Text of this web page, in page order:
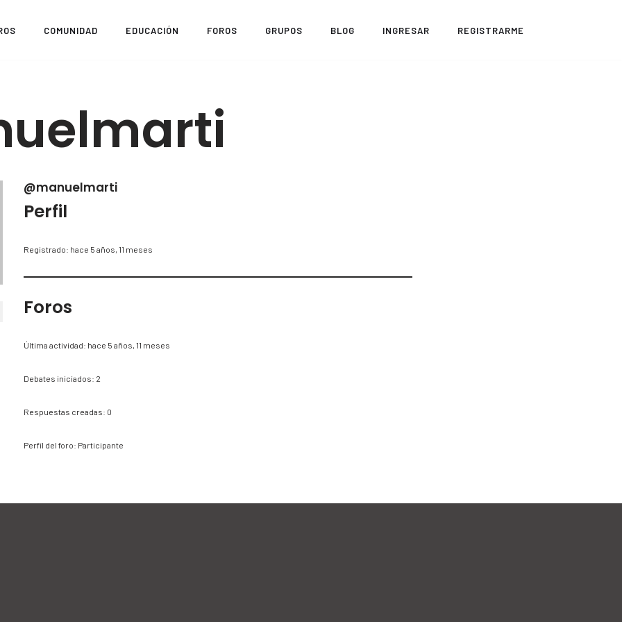
COMUNIDAD EDUCACIÓN FOROS GRUPOS BLOG INGRESAR REGISTRARME
@manuelmarti
Perfil
Registrado: hace 5 años, 11 meses
Foros
Última actividad: hace 5 años, 11 meses
Debates iniciados: 2
Respuestas creadas: 0
Perfil del foro: Participante